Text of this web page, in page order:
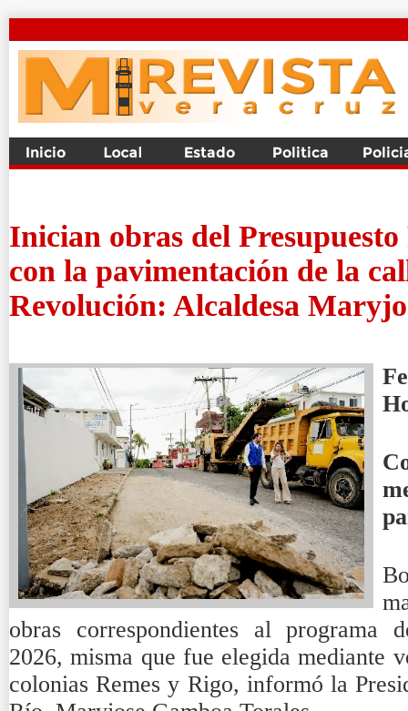
Inician obras del
con la pavimentación de la
Revolución: Alcaldesa
obras correspondientes al programa
2026, misma que fue elegida mediante
colonias Remes y Rigo, informó la